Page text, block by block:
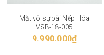
Mặt vô sự bài Nếp Hóa
VSB-18-005
9.990.000₫